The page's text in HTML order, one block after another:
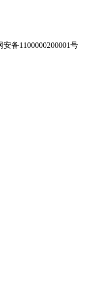
安备1100000200001号